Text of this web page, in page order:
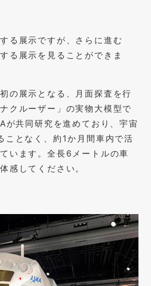
る展示ですが、さらに進む
る展示を見ることができま
の展示となる、月面探査を行
クルーザー」の実物大模型で
が共同研究を進めており、宇宙
ことなく、約1か月間車内で活
います。全長6メートルの車
感してください。